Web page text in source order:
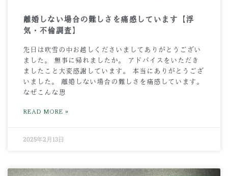
離婚しない場合の難しさを痛感しています【浮
気・不倫調査】
先日は吹雪の中お越しくださいましてありがとうござい
ました。 無事に帰れましたか。 アドバイスをいただき
ましたこと大変感謝しています。 本当にありがとうござ
いました。 離婚しない場合の難しさを痛感しています。
なぜこんな思
READ MORE »
2025年2月13日